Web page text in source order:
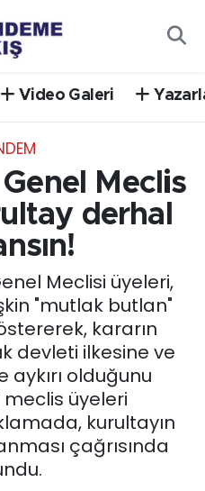
Video Galeri
Meclis
derhal
Meclisi üyeleri,
"mutlak butlan"
kararın
devleti ilkesine ve
olduğunu
meclis üyeleri
kurultayın
çağrısında
ve Fikstür